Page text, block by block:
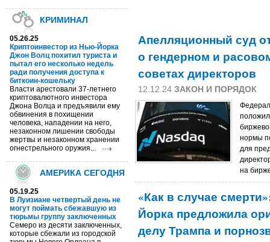
КРИМИНАЛ
05.26.25
Криптоинвестор из Нью-Йорка
Джон Волц похитил туриста и
пытал его несколько недель
ради получения доступа к
биткоин-кошельку
Власти арестовали 37-летнего
криптовалютного инвестора
Джона Волца и предъявили ему
обвинения в похищении
человека, нападении на него,
незаконном лишении свободы
жертвы и незаконном хранении
огнестрельного оружия...
АМЕРИКА СЕГОДНЯ
05.19.25
В Луизиане четвертый день не
могут поймать сбежавшую из
тюрьмы группу заключенных
Семеро из десяти заключенных,
которые сбежали из городской
Апелляционный суд
о гендерном и
советах директоров
12.12.24 ЗАКОН И ПОРЯДОК
нормы
для
на
«Как в случае
Йорка предложила
делу Трампа и